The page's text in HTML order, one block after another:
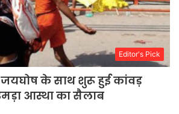
Editor's Pick
के साथ शुरू हुई कांवड़
उमड़ा आस्था का सैलाब